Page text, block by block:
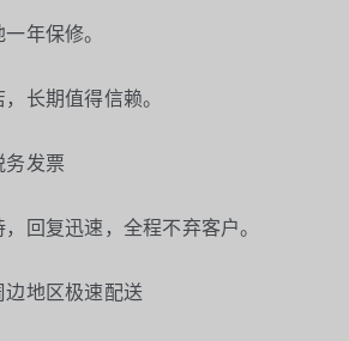
年保修。
长期值得信赖。
务发票
回复迅速，全程不弃客户。
边地区极速配送